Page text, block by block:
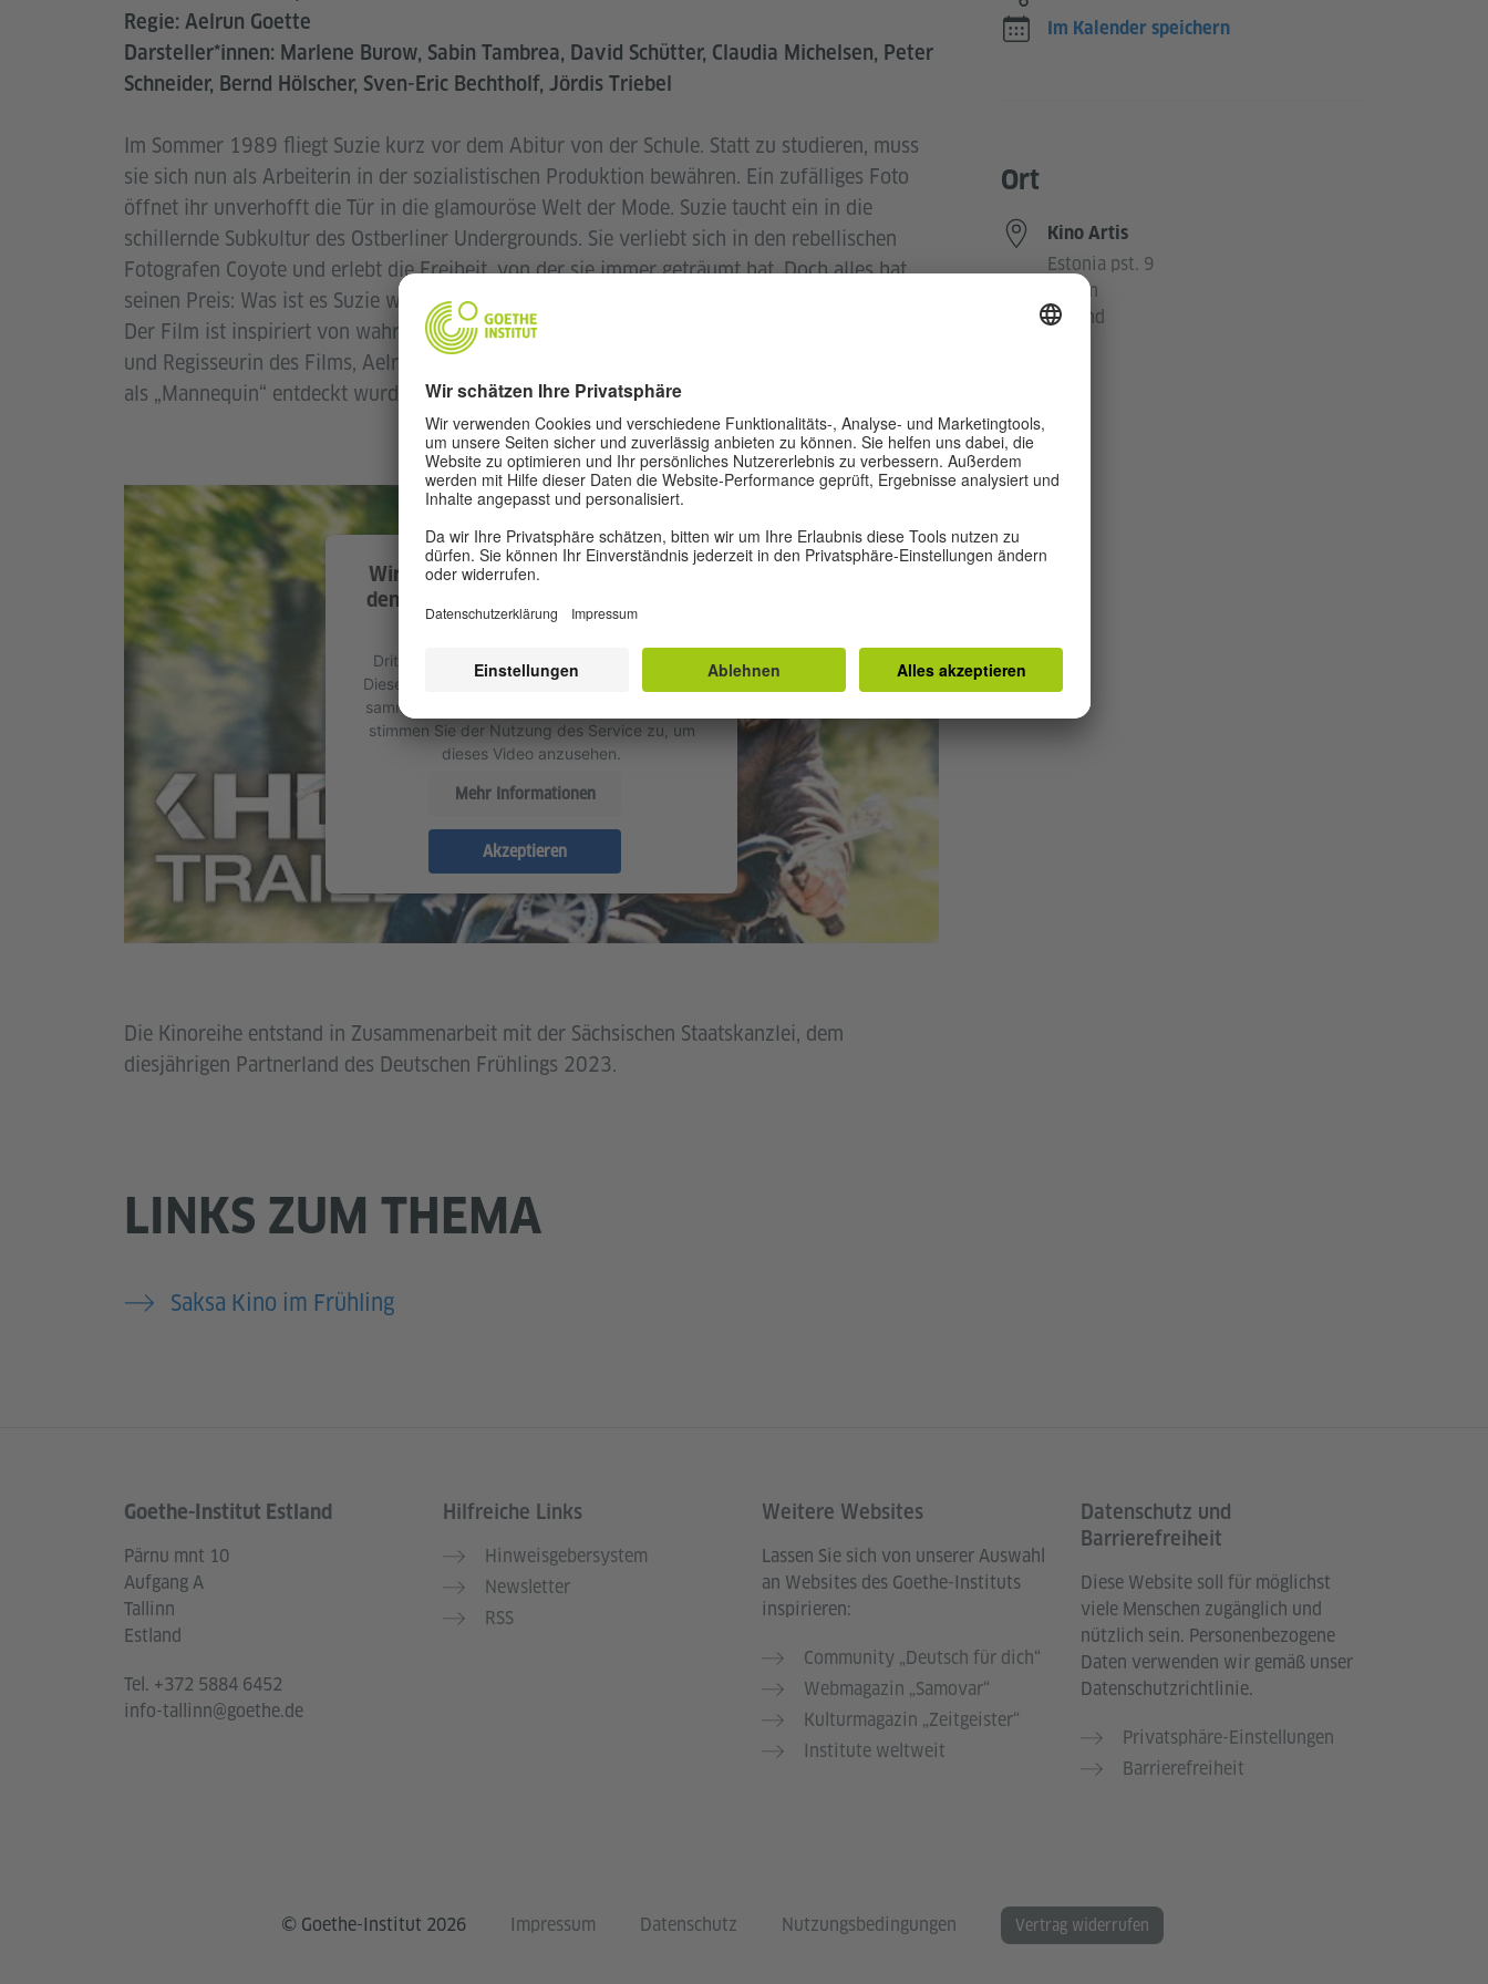
Regie: Aelrun Goette
Darsteller*innen: Marlene Burow, Sabin Tambrea, David Schütter, Claudia Michelsen, Peter
Schneider, Bernd Hölscher, Sven-Eric Bechtholf, Jördis Triebel
Im Sommer 1989 fliegt Suzie kurz vor dem Abitur von der Schule. Statt zu studieren, muss
sie sich nun als Arbeiterin in der sozialistischen Produktion bewähren. Ein zufälliges Foto
öffnet ihr unverhofft die Tür in die glamouröse Welt der Mode. Suzie taucht ein in die
schillernde Subkultur des Ostberliner Undergrounds. Sie verliebt sich in den rebellischen
Fotografen Coyote und erlebt die Freiheit, von der sie immer geträumt hat. Doch alles hat
seinen Preis: Was ist es Suzie wert, ihren Traum zu leben?
Der Film ist inspiriert von wahren Begebenheiten und basiert auf Leben der Drehbuchautorin
und Regisseurin des Films, Aelrun Goette, die in den 80er Jahren auf der Straße in Ostberlin
als „Mannequin“ entdeckt wurde.
Wir benötigen Ihre Zustimmung, um
den YouTube Video-Service zu laden!
Drittanbieters, um Videoinhalte einzubetten.
Dieser Service kann Daten zu Ihren Aktivitäten
sammeln. Bitte lesen Sie die Details durch und
stimmen Sie der Nutzung des Service zu, um
dieses Video anzusehen.
Mehr Informationen
Akzeptieren
Die Kinoreihe entstand in Zusammenarbeit mit der Sächsischen Staatskanzlei, dem
diesjährigen Partnerland des Deutschen Frühlings 2023.
LINKS ZUM THEMA
Saksa Kino im Frühling
Im Kalender speichern
Ort
Kino Artis
Estonia pst. 9
Tallinn
Estland
Service- und Informationsbereich
Goethe-Institut Estland
Pärnu mnt 10
Aufgang A
Tallinn
Estland
Tel. +372 5884 6452
info-tallinn@goethe.de
Hilfreiche Links
Hinweisgebersystem
Newsletter
RSS
Weitere Websites
Lassen Sie sich von unserer Auswahl
an Websites des Goethe-Instituts
inspirieren:
Community „Deutsch für dich“
Webmagazin „Samovar“
Kulturmagazin „Zeitgeister“
Institute weltweit
Datenschutz und
Barrierefreiheit
Diese Website soll für möglichst
viele Menschen zugänglich und
nützlich sein. Personenbezogene
Daten verwenden wir gemäß unser
Datenschutzrichtlinie.
Privatsphäre-Einstellungen
Barrierefreiheit
© Goethe-Institut 2026 Impressum Datenschutz Nutzungsbedingungen Vertrag widerrufen